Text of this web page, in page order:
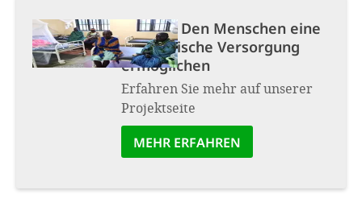
Projekt: Den Menschen eine
medizinische Versorgung
ermöglichen
Erfahren Sie mehr auf unserer
Projektseite
MEHR ERFAHREN